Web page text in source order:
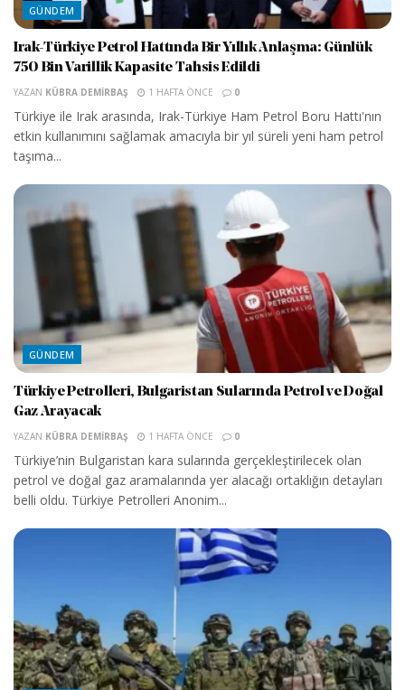
GÜNDEM
Irak-Türkiye Petrol Hattında Bir Yıllık Anlaşma: Günlük
750 Bin Varillik Kapasite Tahsis Edildi
YAZAN KÜBRA DEMIRBAŞ 1 HAFTA ÖNCE 0
Türkiye ile Irak arasında, Irak-Türkiye Ham Petrol Boru Hattı'nın
etkin kullanımını sağlamak amacıyla bir yıl süreli yeni ham petrol
taşıma...
GÜNDEM
Türkiye Petrolleri, Bulgaristan Sularında Petrol ve Doğal
Gaz Arayacak
YAZAN KÜBRA DEMIRBAŞ 1 HAFTA ÖNCE 0
Türkiye’nin Bulgaristan kara sularında gerçekleştirilecek olan
petrol ve doğal gaz aramalarında yer alacağı ortaklığın detayları
belli oldu. Türkiye Petrolleri Anonim...